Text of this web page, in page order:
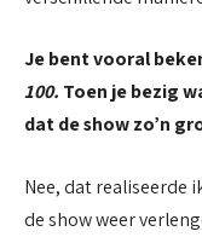
Je bent vooral
100. Toen je bezig
dat de show zo’n
Nee, dat realiseerde
de show weer